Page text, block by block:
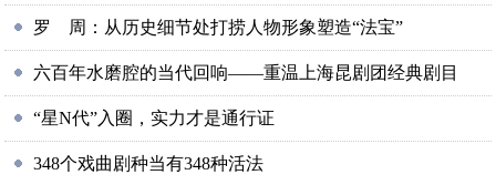
罗 周：从历史细节处打捞人物形象塑造“法宝”
六百年水磨腔的当代回响——重温上海昆剧团经典剧目
“星N代”入圈，实力才是通行证
348个戏曲剧种当有348种活法